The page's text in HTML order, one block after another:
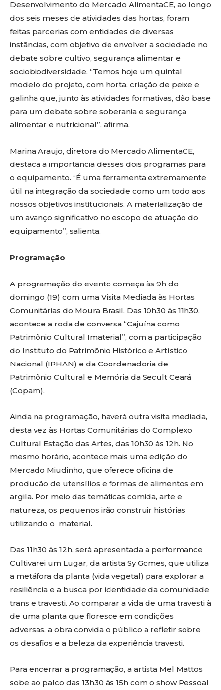
Desenvolvimento do Mercado AlimentaCE, ao longo
dos seis meses de atividades das hortas, foram
feitas parcerias com entidades de diversas
instâncias, com objetivo de envolver a sociedade no
debate sobre cultivo, segurança alimentar e
sociobiodiversidade. “Temos hoje um quintal
modelo do projeto, com horta, criação de peixe e
galinha que, junto às atividades formativas, dão base
para um debate sobre soberania e segurança
alimentar e nutricional”, afirma.
Marina Araujo, diretora do Mercado AlimentaCE,
destaca a importância desses dois programas para
o equipamento. “É uma ferramenta extremamente
útil na integração da sociedade como um todo aos
nossos objetivos institucionais. A materialização de
um avanço significativo no escopo de atuação do
equipamento”, salienta.
Programação
A programação do evento começa às 9h do
domingo (19) com uma Visita Mediada às Hortas
Comunitárias do Moura Brasil. Das 10h30 às 11h30,
acontece a roda de conversa “Cajuína como
Patrimônio Cultural Imaterial”, com a participação
do Instituto do Patrimônio Histórico e Artístico
Nacional (IPHAN) e da Coordenadoria de
Patrimônio Cultural e Memória da Secult Ceará
(Copam).
Ainda na programação, haverá outra visita mediada,
desta vez às Hortas Comunitárias do Complexo
Cultural Estação das Artes, das 10h30 às 12h. No
mesmo horário, acontece mais uma edição do
Mercado Miudinho, que oferece oficina de
produção de utensílios e formas de alimentos em
argila. Por meio das temáticas comida, arte e
natureza, os pequenos irão construir histórias
utilizando o material.
Das 11h30 às 12h, será apresentada a performance
Cultivarei um Lugar, da artista Sy Gomes, que utiliza
a metáfora da planta (vida vegetal) para explorar a
resiliência e a busca por identidade da comunidade
trans e travesti. Ao comparar a vida de uma travesti à
de uma planta que floresce em condições
adversas, a obra convida o público a refletir sobre
os desafios e a beleza da experiência travesti.
Para encerrar a programação, a artista Mel Mattos
sobe ao palco das 13h30 às 15h com o show Pessoal